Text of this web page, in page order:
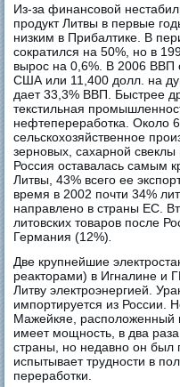
Из-за финансовой
продукт Литвы в первые
низким в Прибалтике. В
сократился на 50%, но в
вырос на 0,6%. В 2006 ВВП
США или 11,400 долл. на
дает 33,3% ВВП. Быстрее
текстильная
нефтепереработка. Около
сельскохозяйственное
зерновых, сахарной
Россия оставалась самым
Литвы, 43% всего ее
время в 2002 почти 34%
направлено в страны ЕС.
литовских товаров после
Германия (12%)
Две крупнейшие
реакторами) в Игналине и
Литву электроэнергией.
импортируется из России.
Мажейкяе, расположенный
имеет мощность, в два
страны, но недавно он был
испытывает трудности в
переработки.